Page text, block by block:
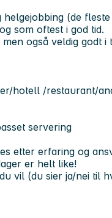
(de
som oftest i god tid.
også veldig godt i
hotell /restaurant/
servering
etter erfaring og
er helt like!
vil (du sier ja/nei til